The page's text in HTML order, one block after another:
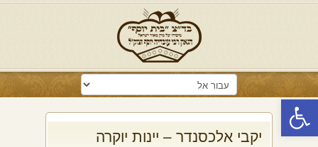
פתח סרגל נגישות
יקבי אלכסנדר – יינות יוקרה